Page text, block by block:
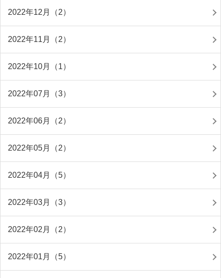
2022年12月（2）
2022年11月（2）
2022年10月（1）
2022年07月（3）
2022年06月（2）
2022年05月（2）
2022年04月（5）
2022年03月（3）
2022年02月（2）
2022年01月（5）